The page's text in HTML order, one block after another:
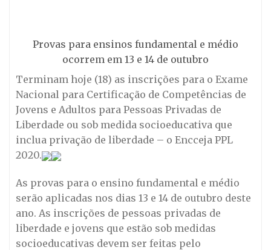
Provas para ensinos fundamental e médio
ocorrem em 13 e 14 de outubro
Terminam hoje (18) as inscrições para o Exame
Nacional para Certificação de Competências de
Jovens e Adultos para Pessoas Privadas de
Liberdade ou sob medida socioeducativa que
inclua privação de liberdade – o Encceja PPL
2020.
As provas para o ensino fundamental e médio
serão aplicadas nos dias 13 e 14 de outubro deste
ano. As inscrições de pessoas privadas de
liberdade e jovens que estão sob medidas
socioeducativas devem ser feitas pelo